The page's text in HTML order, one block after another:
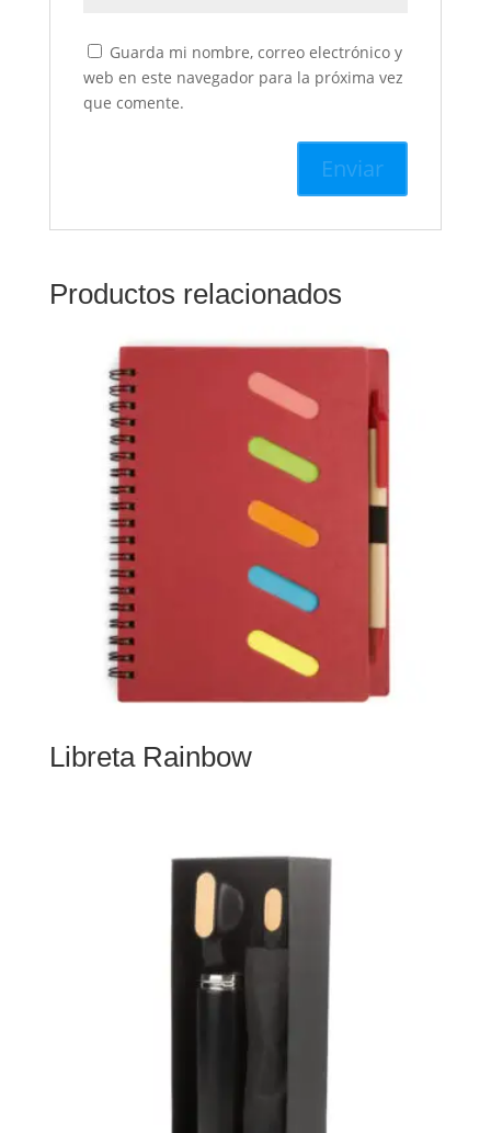
Guarda mi nombre, correo electrónico y
web en este navegador para la próxima vez
que comente.
Productos relacionados
Libreta Rainbow